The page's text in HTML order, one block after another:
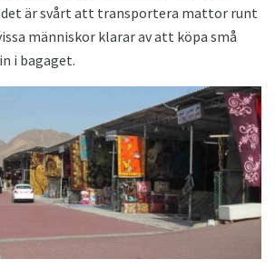
det är svårt att transportera mattor runt
människor klarar av att köpa små
i bagaget.